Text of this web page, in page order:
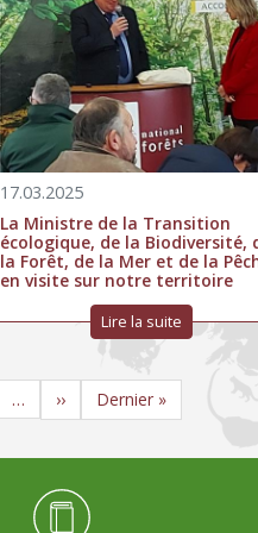
17.03.2025
La Ministre de la Transition
écologique, de la Biodiversité,
la Forêt, de la Mer et de la
en visite sur notre territoire
Lire la suite
… Page suivante
›› Dernière page
Dernier »